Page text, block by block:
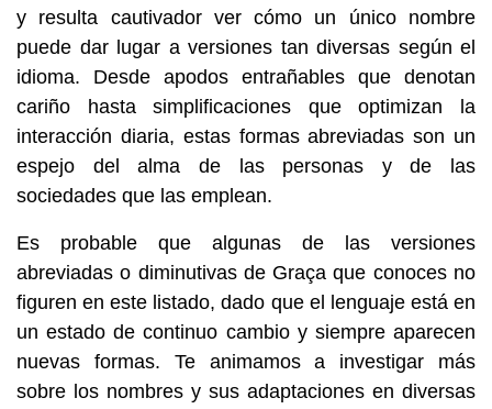
y resulta cautivador ver cómo un único nombre
puede dar lugar a versiones tan diversas según el
idioma. Desde apodos entrañables que denotan
cariño hasta simplificaciones que optimizan la
interacción diaria, estas formas abreviadas son un
espejo del alma de las personas y de las
sociedades que las emplean.
Es probable que algunas de las versiones
abreviadas o diminutivas de Graça que conoces no
figuren en este listado, dado que el lenguaje está en
un estado de continuo cambio y siempre aparecen
nuevas formas. Te animamos a investigar más
sobre los nombres y sus adaptaciones en diversas